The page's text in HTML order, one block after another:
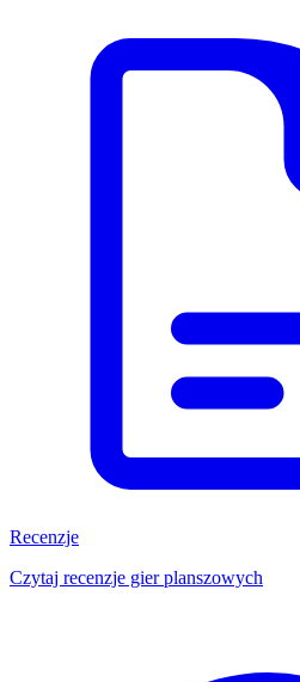
Recenzje
Czytaj recenzje gier planszowych